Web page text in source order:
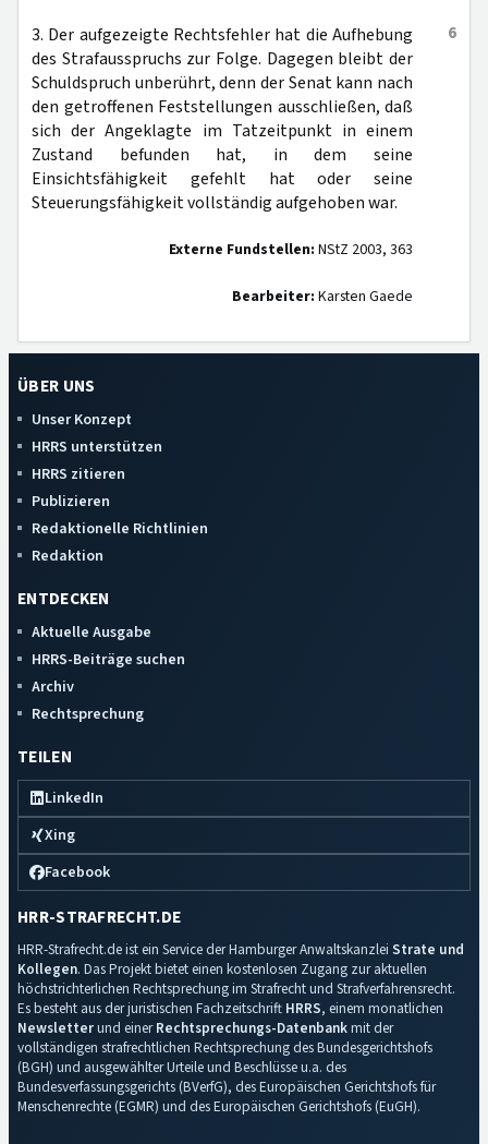
6
3. Der aufgezeigte Rechtsfehler hat die Aufhebung
des Strafausspruchs zur Folge. Dagegen bleibt der
Schuldspruch unberührt, denn der Senat kann nach
den getroffenen Feststellungen ausschließen, daß
sich der Angeklagte im Tatzeitpunkt in einem
Zustand befunden hat, in dem seine
Einsichtsfähigkeit gefehlt hat oder seine
Steuerungsfähigkeit vollständig aufgehoben war.
Externe Fundstellen: NStZ 2003, 363
Bearbeiter: Karsten Gaede
ÜBER UNS
Unser Konzept
HRRS unterstützen
HRRS zitieren
Publizieren
Redaktionelle Richtlinien
Redaktion
ENTDECKEN
Aktuelle Ausgabe
HRRS-Beiträge suchen
Archiv
Rechtsprechung
TEILEN
LinkedIn
Xing
Facebook
HRR-STRAFRECHT.DE
HRR-Strafrecht.de ist ein Service der Hamburger Anwaltskanzlei Strate und
Kollegen. Das Projekt bietet einen kostenlosen Zugang zur aktuellen
höchstrichterlichen Rechtsprechung im Strafrecht und Strafverfahrensrecht.
Es besteht aus der juristischen Fachzeitschrift HRRS, einem monatlichen
Newsletterund einerRechtsprechungs-Datenbankmit der
vollständigen strafrechtlichen Rechtsprechung des Bundesgerichtshofs
(BGH) und ausgewählter Urteile und Beschlüsse u.a. des
Bundesverfassungsgerichts (BVerfG), des Europäischen Gerichtshofs für
Menschenrechte (EGMR) und des Europäischen Gerichtshofs (EuGH).